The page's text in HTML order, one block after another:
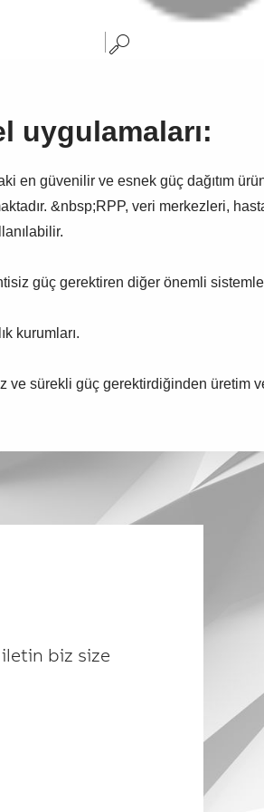
uygulamaları:
en güvenilir ve esnek güç dağıtım
&nbsp;RPP, veri merkezleri,
güç gerektiren diğer önemli
kurumları.
sürekli güç gerektirdiğinden üretim
biz size